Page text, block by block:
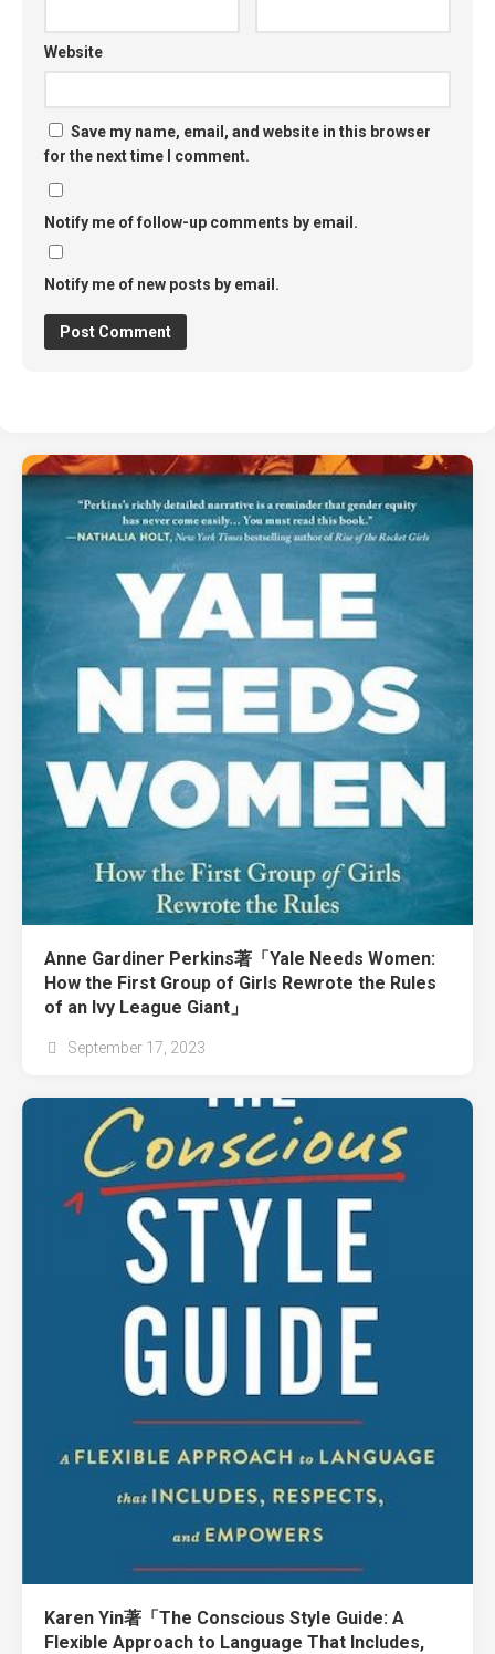
Website
Save my name, email, and website in this browser
for the next time I comment.
Notify me of follow-up comments by email.
Notify me of new posts by email.
Anne Gardiner Perkins著「Yale Needs Women:
How the First Group of Girls Rewrote the Rules
of an Ivy League Giant」
September 17, 2023
Karen Yin著「The Conscious Style Guide: A
Flexible Approach to Language That Includes,